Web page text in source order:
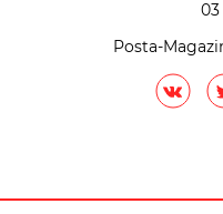
Posta-